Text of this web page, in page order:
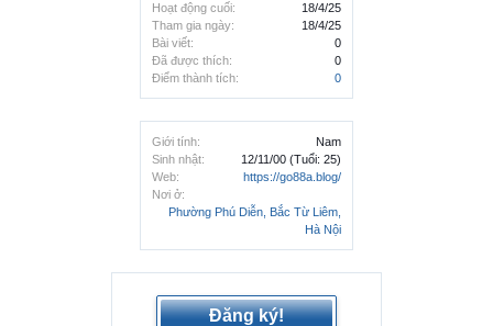
Hoạt động cuối:
18/4/25
Tham gia ngày:
18/4/25
Bài viết:
0
Đã được thích:
0
Điểm thành tích:
0
Giới tính:
Nam
Sinh nhật:
12/11/00 (Tuổi: 25)
Web:
https://go88a.blog/
Nơi ở:
Phường Phú Diễn, Bắc Từ Liêm,
Hà Nội
Đăng ký!